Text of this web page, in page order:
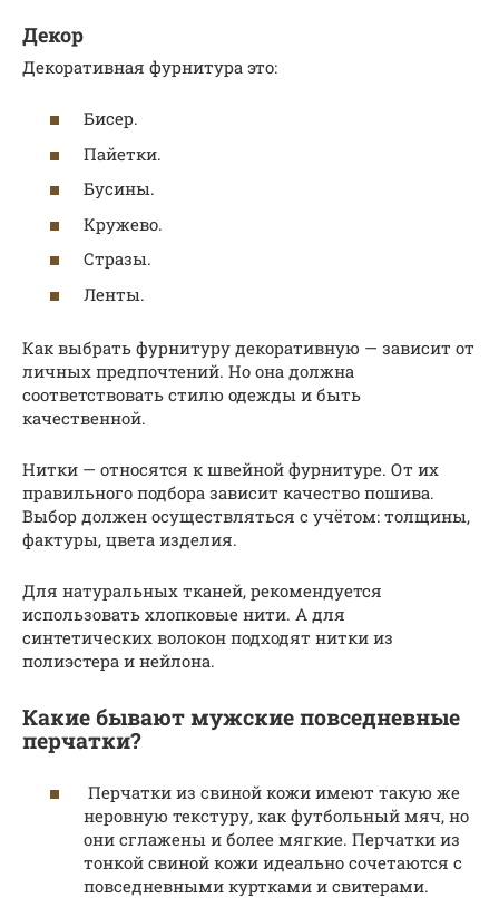
Декор
Декоративная фурнитура это:
Бисер.
Пайетки.
Бусины.
Кружево.
Стразы.
Ленты.
Как выбрать фурнитуру декоративную — зависит от
личных предпочтений. Но она должна
соответствовать стилю одежды и быть
качественной.
Нитки — относятся к швейной фурнитуре. От их
правильного подбора зависит качество пошива.
Выбор должен осуществляться с учётом: толщины,
фактуры, цвета изделия.
Для натуральных тканей, рекомендуется
использовать хлопковые нити. А для
синтетических волокон подходят нитки из
полиэстера и нейлона.
Какие бывают мужские повседневные
перчатки?
Перчатки из свиной кожи имеют такую ​​же
неровную текстуру, как футбольный мяч, но
они сглажены и более мягкие. Перчатки из
тонкой свиной кожи идеально сочетаются с
повседневными куртками и свитерами.